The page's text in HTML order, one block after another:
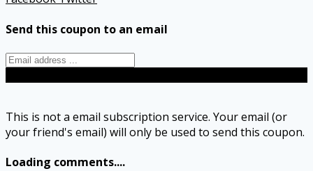
Send this coupon to an email
This is not a email subscription service. Your email (or
your friend's email) will only be used to send this coupon.
Loading comments....